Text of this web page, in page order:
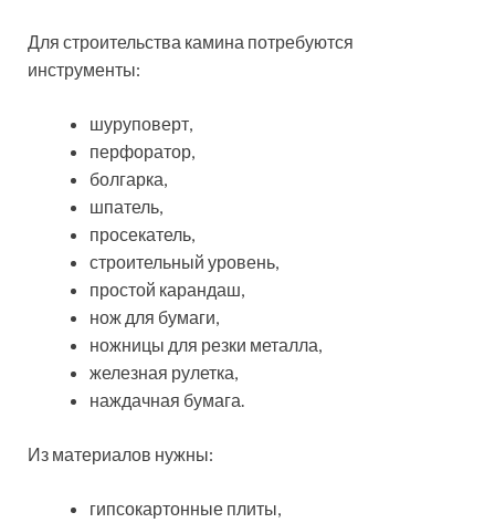
Для строительства камина потребуются
инструменты:
шуруповерт,
перфоратор,
болгарка,
шпатель,
просекатель,
строительный уровень,
простой карандаш,
нож для бумаги,
ножницы для резки металла,
железная рулетка,
наждачная бумага.
Из материалов нужны:
гипсокартонные плиты,